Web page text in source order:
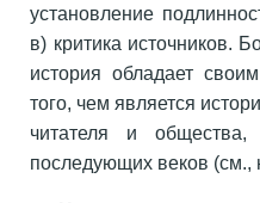
установление
в) критика источников.
история обладает
того, чем является
читателя и
последующих веков (см.,